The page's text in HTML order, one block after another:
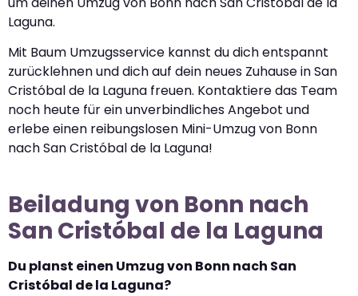
Laguna.
Mit Baum Umzugsservice kannst du dich entspannt
zurücklehnen und dich auf dein neues Zuhause in San
Cristóbal de la Laguna freuen. Kontaktiere das Team
noch heute für ein unverbindliches Angebot und
erlebe einen reibungslosen Mini-Umzug von Bonn
nach San Cristóbal de la Laguna!
Beiladung von Bonn nach
San Cristóbal de la Laguna
Du planst einen Umzug von Bonn nach San
Cristóbal de la Laguna?